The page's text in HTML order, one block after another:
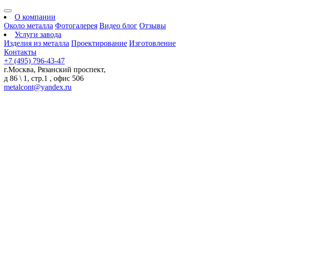
О компании
Около металла Фотогалерея Видео блог Отзывы
Услуги завода
Изделия из металла Проектирование Изготовление
Контакты
+7 (495) 796-43-47
г.Москва, Рязанский проспект,
д 86 \ 1, стр.1 , офис 506
metalcont@yandex.ru